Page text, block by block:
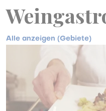
Alle anzeigen (Gebiete)